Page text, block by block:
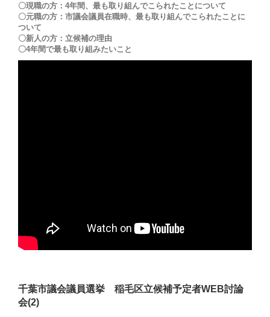
〇現職の方：4年間、最も取り組んでこられたことについて
〇元職の方：市議会議員在職時、最も取り組んでこられたことに
ついて
〇新人の方：立候補の理由
〇4年間で最も取り組みたいこと
千葉市議会議員選挙 稲毛区立候補予定者WEB討論
会(2)